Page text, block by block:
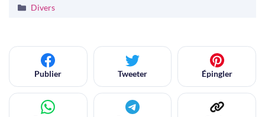
Catégories
Divers
Publier Tweeter Épingler